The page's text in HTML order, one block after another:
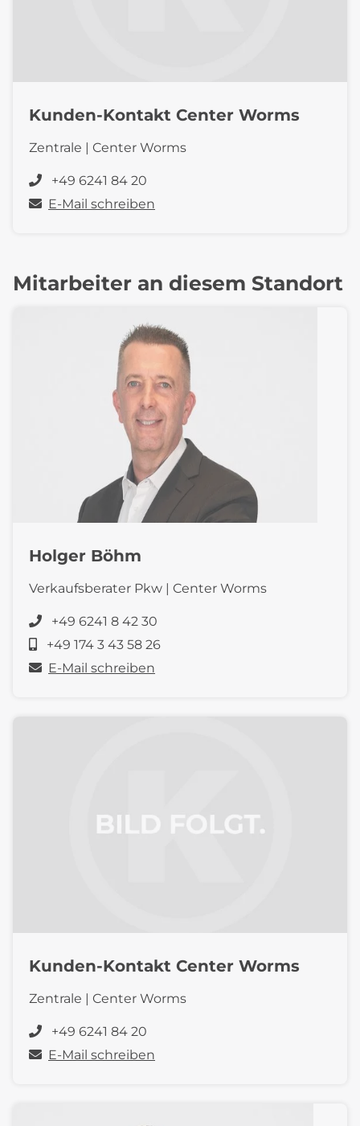
Kunden-Kontakt Center Worms
Zentrale | Center Worms
+49 6241 84 20
E-Mail schreiben
Mitarbeiter an diesem Standort
Holger Böhm
Verkaufsberater Pkw | Center Worms
+49 6241 8 42 30
+49 174 3 43 58 26
E-Mail schreiben
Kunden-Kontakt Center Worms
Zentrale | Center Worms
+49 6241 84 20
E-Mail schreiben